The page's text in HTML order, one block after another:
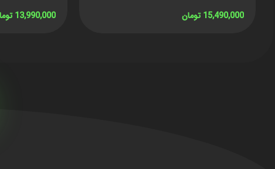
15,490,000 تومان
13,990,000